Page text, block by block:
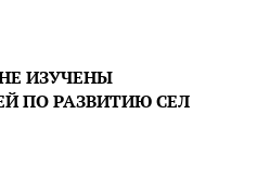
ИЗУЧЕНЫ
ПО РАЗВИТИЮ СЕЛ